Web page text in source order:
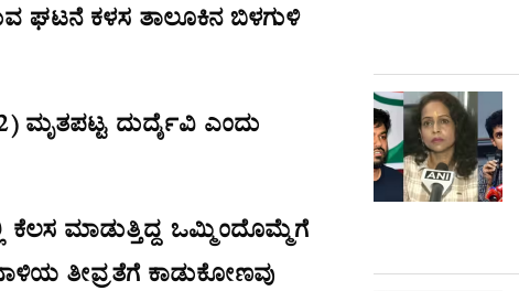
ಘಟನೆ ಕಳಸ ತಾಲೂಕಿನ ಬಿಳಗುಳಿ
ಮೃತಪಟ್ಟ ದುರ್ದೈವಿ ಎಂದು
ಮಾಡುತ್ತಿದ್ದ ಒಮ್ಮಿಂದೊಮ್ಮೆಗೆ
ತೀವ್ರತೆಗೆ ಕಾಡುಕೋಣವು